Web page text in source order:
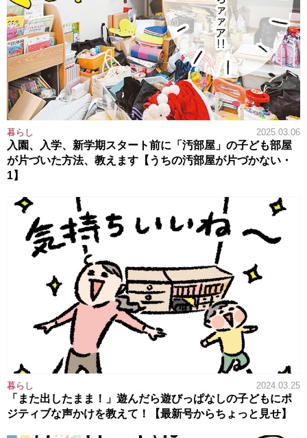
暮らし 2025.03.06
入園、入学、新学期スタート前に「汚部屋」の子ども部屋
が片づいた方法、教えます【うちの汚部屋が片づかない・
1】
暮らし 2024.03.25
「また出したまま！」遊んだら遊びっぱなしの子どもにポ
ジティブな声かけを教えて！【最新号からちょっと見せ】